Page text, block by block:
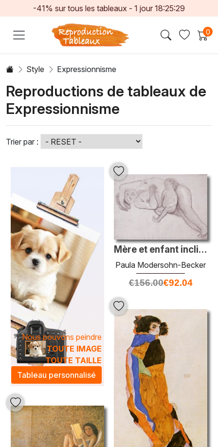
-41% sur tous les tableaux - 1 jour 18:25:27
0
Style Expressionnisme
Reproductions de tableaux de
Expressionnisme
Trier par :
Nous pouvons peindre
TOUTE IMAGE
TOUTE TAILLE
Tableau personnalisé
Mère et enfant inclinables
Paula Modersohn-Becker
€156.00€92.04